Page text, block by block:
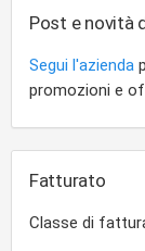
Post e novità
Segui l'azienda
promozioni e
Fatturato
Classe di